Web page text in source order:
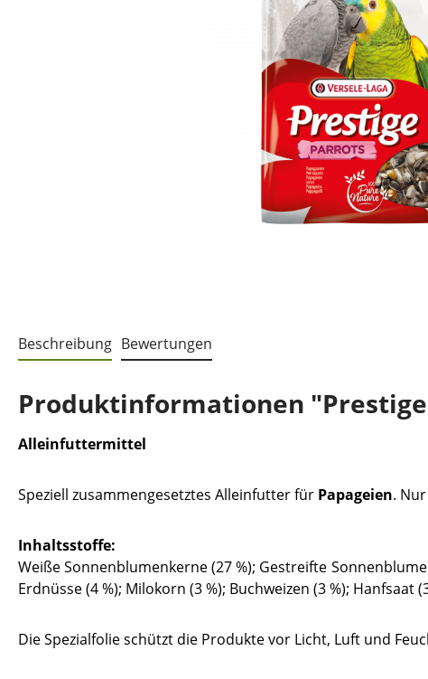
Beschreibung Bewertungen
Produktinformationen
Alleinfuttermittel
Speziell zusammengesetztes Alleinfutter für Papageien.
Inhaltsstoffe:
Weiße Sonnenblumenkerne (27 %); Gestreifte
Erdnüsse (4 %); Milokorn (3 %); Buchweizen (3 %); Hanfsaat
Die Spezialfolie schützt die Produkte vor Licht, Luft und